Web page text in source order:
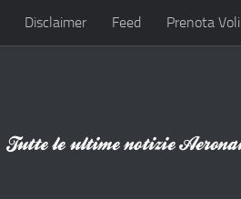
Disclaimer Feed Prenota Voli